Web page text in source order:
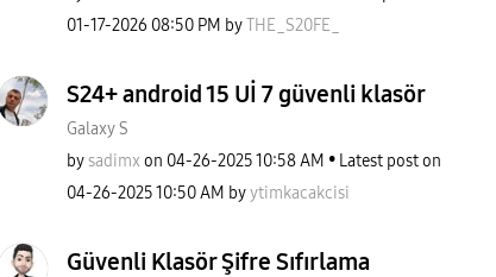
‎01-17-2026 08:50 PM byTHE_S20FE_
S24+ android 15 Uİ 7 güvenli klasör
Galaxy S
bysadimx on ‎04-26-202510:58 AM
Latest post on
‎04-26-202510:50 AM byytimkacakcisi
Güvenli Klasör Şifre Sıfırlama